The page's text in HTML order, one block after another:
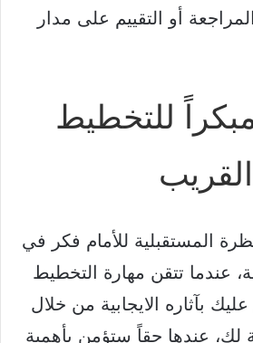
أو التقييم على مدار
مبكراً للتخطيط
المستقبلية للأمام فكر في
عندما تتقن مهارة التخطيط
بآثاره الايجابية من خلال
لك، عندها حقاً ستؤمن بأهمية